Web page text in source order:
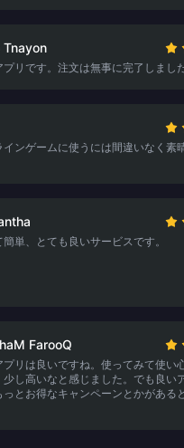
Tnayon
プリです。注文は無事に完了しました
インゲームに使うには間違いなく素
単、とても良いサービスです。
FarooQ
プリは良いですね。使ってみて使い
少し高いなと感じました。でも良い
っとお得なキャンペーンとかがある